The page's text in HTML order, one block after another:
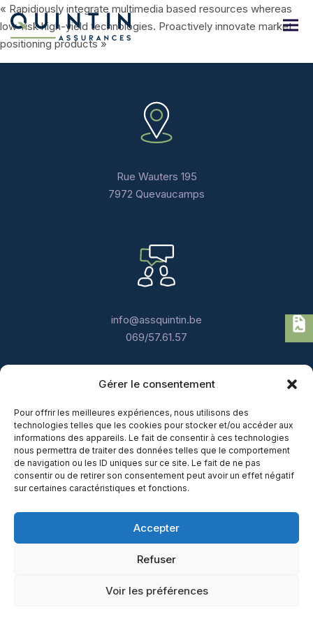
Gérer le consentement
Pour offrir les meilleures expériences, nous utilisons des
technologies telles que les cookies pour stocker et/ou accéder aux
informations des appareils. Le fait de consentir à ces technologies
nous permettra de traiter des données telles que le comportement
de navigation ou les ID uniques sur ce site. Le fait de ne pas
consentir ou de retirer son consentement peut avoir un effet négatif
sur certaines caractéristiques et fonctions.
Accepter
Refuser
Voir les préférences
« Rapidiously integrate multimedia based resources whereas
low-risk high-yield technologies. Proactively innovate market
positioning products »
Rue Wauters 195
7972 Quevaucamps
info@assquintin.be
069/57.61.57
Lundi - Jeudi : 9h - 12h30 / 13h30 - 18h
Vendredi : 9h - 12h30 / Après-midi sur
Samedi : Sur rendez-vous uniquement
Dimanche : Fermé
Quintin Assurances © 2025. Tous droits réservés.